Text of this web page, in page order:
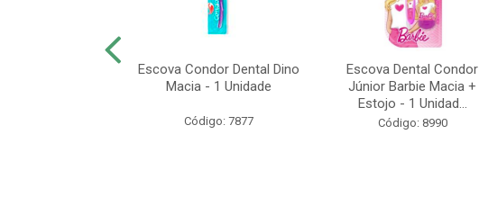
Escova Condor Dental Dino
Macia - 1 Unidade
Código: 7877
Escova Dental Condor
Júnior Barbie Macia +
Estojo - 1 Unidad...
Código: 8990